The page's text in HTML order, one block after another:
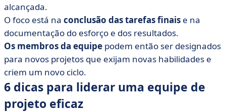
alcançada.
O foco está na conclusão das tarefas finais e na
documentação do esforço e dos resultados.
Os membros da equipe podem então ser designados
para novos projetos que exijam novas habilidades e
criem um novo ciclo.
6 dicas para liderar uma equipe de
projeto eficaz